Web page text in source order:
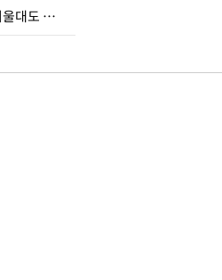
유승민 "육사 탓에 쿠데타?…尹졸업 서울대도 없애나"